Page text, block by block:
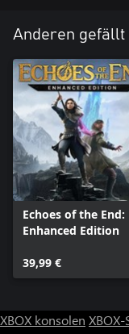
Vorbei die Zeiten in
Nebencharaktere
Anderen gefällt
Echoes of the End:
Enhanced Edition
39,99 €
XBOX konsolen